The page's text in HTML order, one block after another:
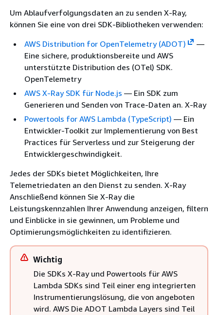
Um Ablaufverfolgungsdaten an zu senden X-Ray,
können Sie eine von drei SDK-Bibliotheken verwenden:
AWS Distribution for OpenTelemetry (ADOT)
—
Eine sichere, produktionsbereite und AWS
unterstützte Distribution des (OTel) SDK.
OpenTelemetry
AWS X-Ray SDK für Node.js — Ein SDK zum
Generieren und Senden von Trace-Daten an. X-Ray
Powertools for AWS Lambda (TypeScript) — Ein
Entwickler-Toolkit zur Implementierung von Best
Practices für Serverless und zur Steigerung der
Entwicklergeschwindigkeit.
Jedes der SDKs bietet Möglichkeiten, Ihre
Telemetriedaten an den Dienst zu senden. X-Ray
Anschließend können Sie X-Ray die
Leistungskennzahlen Ihrer Anwendung anzeigen, filtern
und Einblicke in sie gewinnen, um Probleme und
Optimierungsmöglichkeiten zu identifizieren.
Wichtig
Die SDKs X-Ray und Powertools für AWS
Lambda SDKs sind Teil einer eng integrierten
Instrumentierungslösung, die von angeboten
wird. AWS Die ADOT Lambda Layers sind Teil